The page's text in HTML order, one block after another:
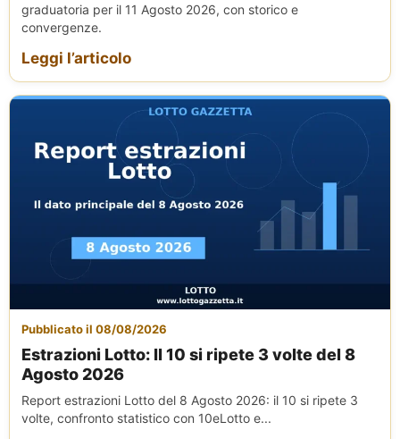
graduatoria per il 11 Agosto 2026, con storico e
convergenze.
Leggi l’articolo
Pubblicato il 08/08/2026
Estrazioni Lotto: Il 10 si ripete 3 volte del 8
Agosto 2026
Report estrazioni Lotto del 8 Agosto 2026: il 10 si ripete 3
volte, confronto statistico con 10eLotto e...